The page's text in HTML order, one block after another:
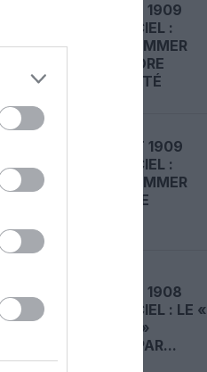
LE 7 AOÛT 1909
DANS LE CIEL :
ROGER SOMMER
FAIT ENCORE
L’ACTUALITÉ
LE 6 AOÛT 1909
DANS LE CIEL :
ROGER SOMMER
PERMET LE
LE 5 AOÛT 1908
DANS LE CIEL : LE «
ZEPPELIN »
DÉTRUIT PAR...